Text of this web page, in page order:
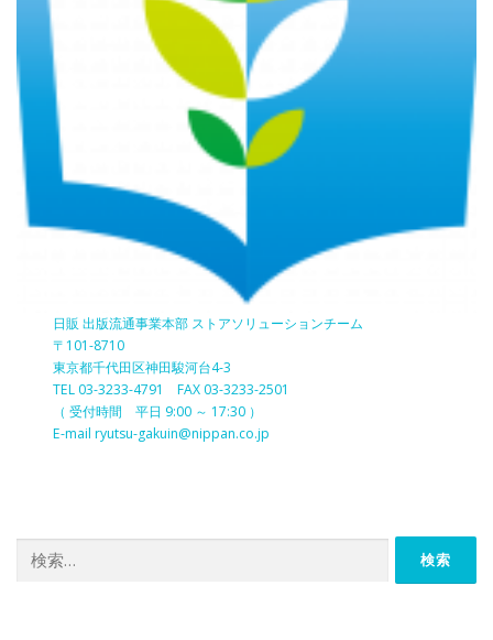
日販 出版流通事業本部 ストアソリューションチーム
〒101-8710
東京都千代田区神田駿河台4-3
TEL 03-3233-4791 FAX 03-3233-2501
（ 受付時間 平日 9:00 ～ 17:30 ）
E-mail ryutsu-gakuin@nippan.co.jp
索: